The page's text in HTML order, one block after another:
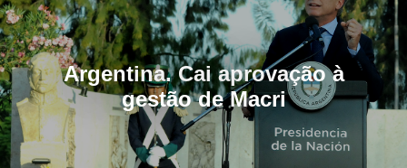
Argentina. Cai aprovação à
gestão de Macri